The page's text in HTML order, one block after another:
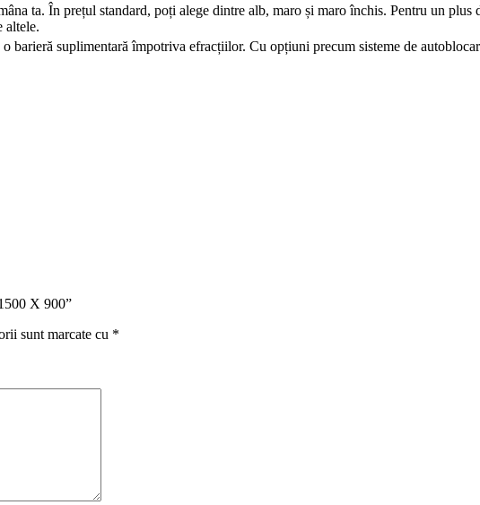
ta. În prețul standard, poți alege dintre alb, maro și maro închis. Pentru un
altele.
barieră suplimentară împotriva efracțiilor. Cu opțiuni precum sisteme de
X 900”
sunt marcate cu *